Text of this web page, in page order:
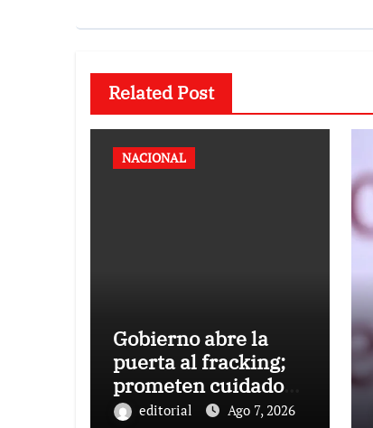
Related Post
NACIONAL
Gobierno abre la
puerta al fracking;
prometen cuidado
del agua y consultas
editorial Ago 7, 2026